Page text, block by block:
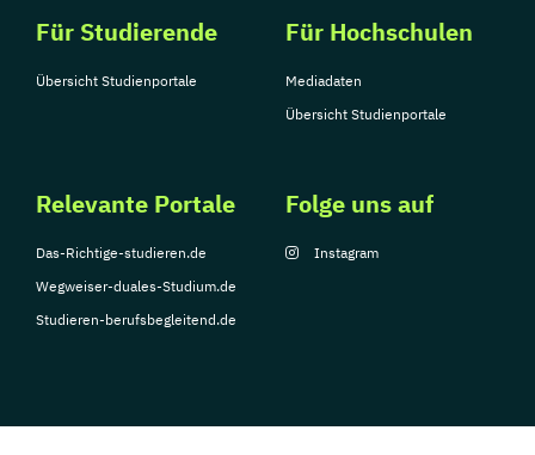
Für Studierende
Übersicht Studienportale
Für Hochschulen
Mediadaten
Übersicht Studienportale
Relevante Portale
Das-Richtige-studieren.de
Wegweiser-duales-Studium.de
Studieren-berufsbegleitend.de
Folge uns auf
Instagram